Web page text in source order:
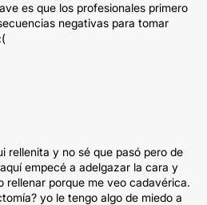
es que los profesionales primero
negativas para tomar
rellenita y no sé que pasó pero de
empecé a adelgazar la cara y
rellenar porque me veo cadavérica.
yo le tengo algo de miedo a